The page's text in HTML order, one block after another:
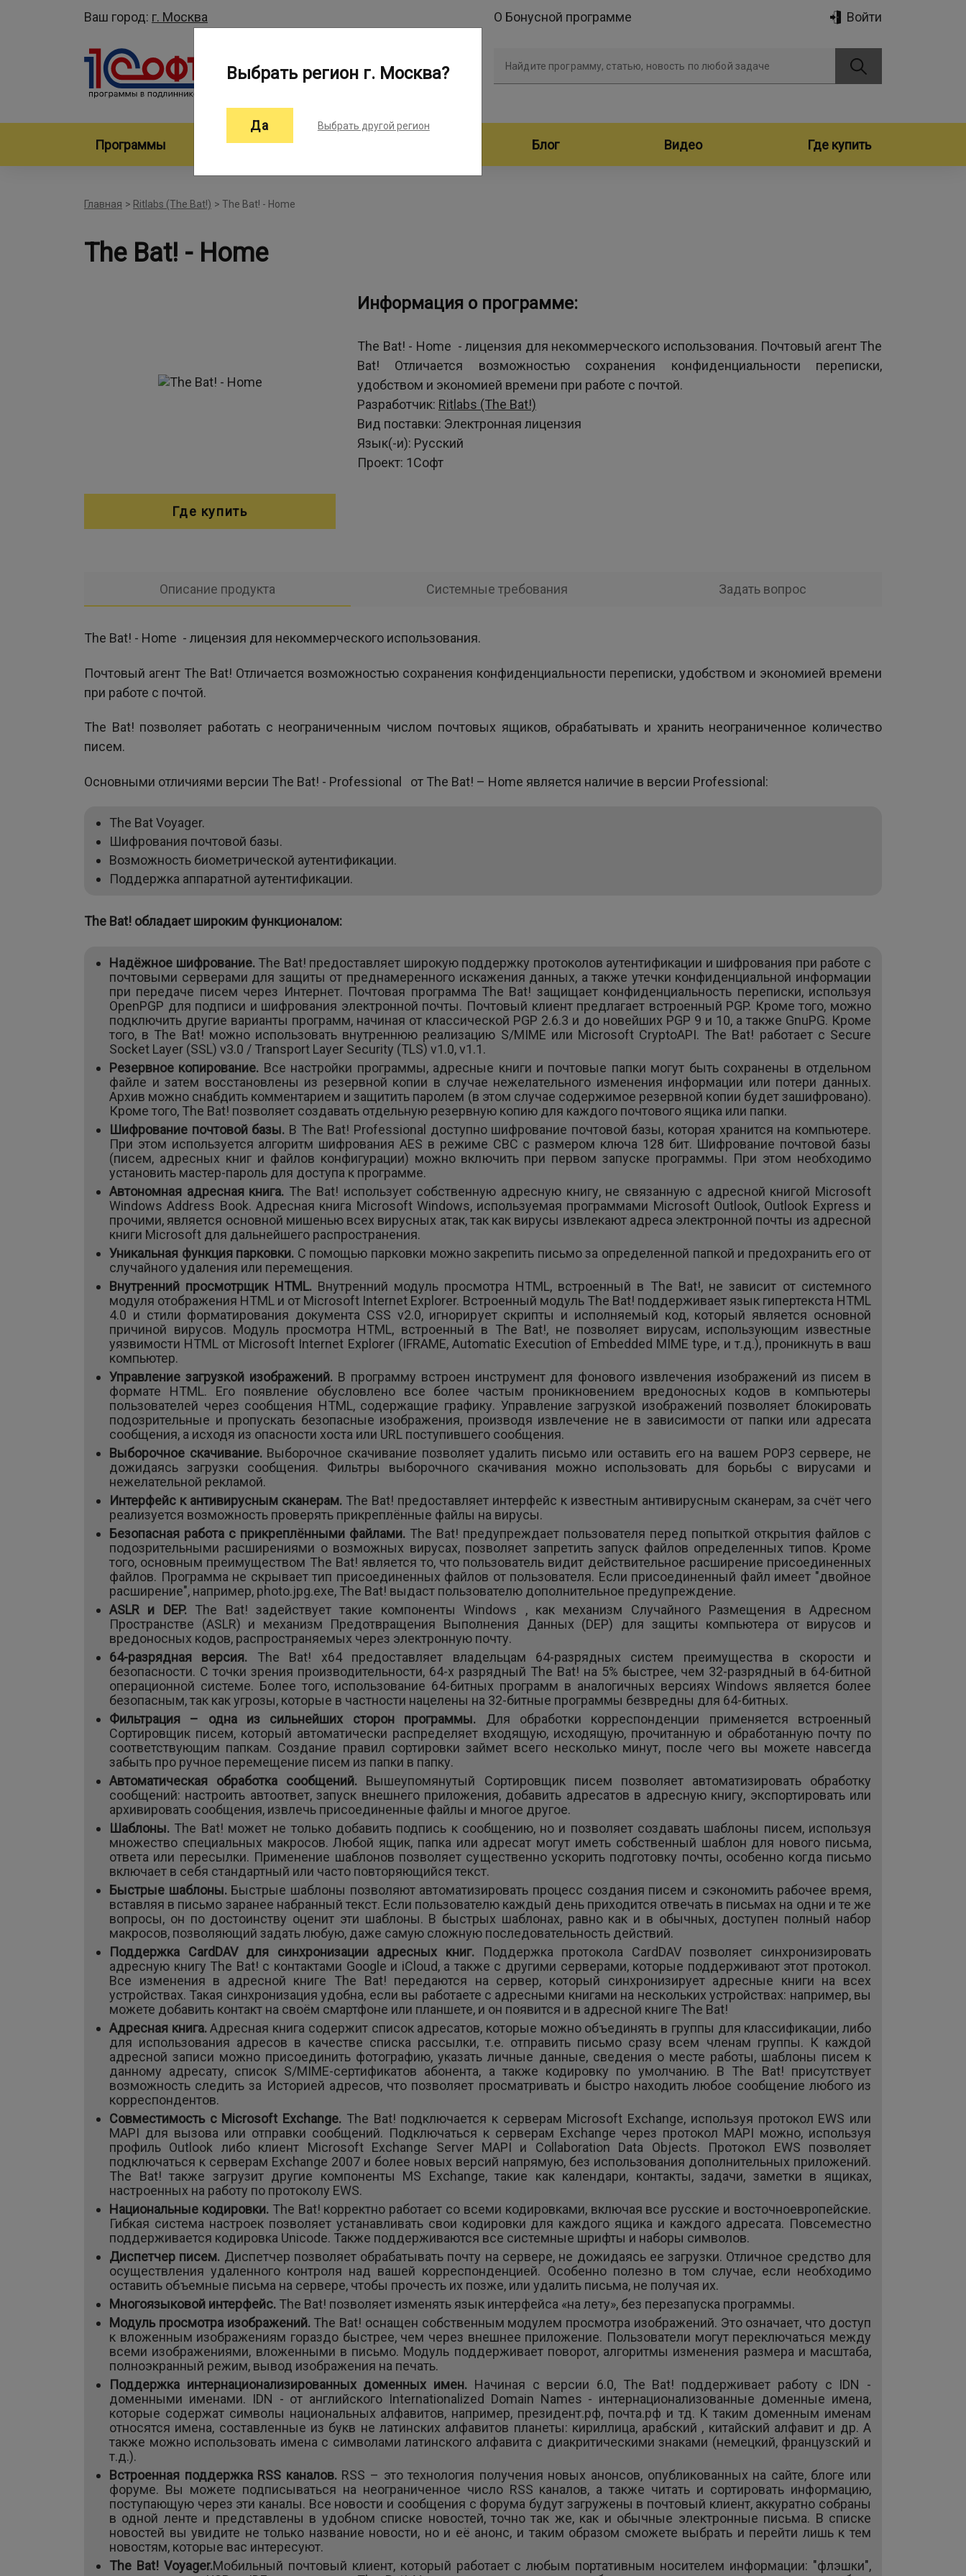
Ваш город: г. Москва Войти
О Бонусной программе
Найдите программу, статью, новость по любой задаче
Программы Производители программ Блог Видео Где купить
Главная > Ritlabs (The Bat!) > The Bat! - Home
The Bat! - Home
Информация о программе:
The Bat! - Home - лицензия для некоммерческого использования. Почтовый агент The
Bat! Отличается возможностью сохранения конфиденциальности переписки,
удобством и экономией времени при работе с почтой.
Разработчик: Ritlabs (The Bat!)
Вид поставки: Электронная лицензия
Язык(-и): Русский
Проект: 1Софт
Где купить
Описание продукта Системные требования Задать вопрос
The Bat! - Home - лицензия для некоммерческого использования.
Почтовый агент The Bat! Отличается возможностью сохранения конфиденциальности переписки, удобством и экономией времени
при работе с почтой.
The Bat! позволяет работать с неограниченным числом почтовых ящиков, обрабатывать и хранить неограниченное количество
писем.
Основными отличиями версии The Bat! - Professional от The Bat! – Home является наличие в версии Professional:
The Bat Voyager.
Шифрования почтовой базы.
Возможность биометрической аутентификации.
Поддержка аппаратной аутентификации.
The Bat! обладает широким функционалом:
Надёжное шифрование. The Bat! предоставляет широкую поддержку протоколов аутентификации и шифрования при работе с
почтовыми серверами для защиты от преднамеренного искажения данных, а также утечки конфиденциальной информации
при передаче писем через Интернет. Почтовая программа The Bat! защищает конфиденциальность переписки, используя
OpenPGP для подписи и шифрования электронной почты. Почтовый клиент предлагает встроенный PGP. Кроме того, можно
подключить другие варианты программ, начиная от классической PGP 2.6.3 и до новейших PGP 9 и 10, а также GnuPG. Кроме
того, в The Bat! можно использовать внутреннюю реализацию S/MIME или Microsoft CryptoAPI. The Bat! работает с Secure
Socket Layer (SSL) v3.0 / Transport Layer Security (TLS) v1.0, v1.1.
Резервное копирование. Все настройки программы, адресные книги и почтовые папки могут быть сохранены в отдельном
файле и затем восстановлены из резервной копии в случае нежелательного изменения информации или потери данных.
Архив можно снабдить комментарием и защитить паролем (в этом случае содержимое резервной копии будет зашифровано).
Кроме того, The Bat! позволяет создавать отдельную резервную копию для каждого почтового ящика или папки.
Шифрование почтовой базы. В The Bat! Professional доступно шифрование почтовой базы, которая хранится на компьютере.
При этом используется алгоритм шифрования AES в режиме CBC с размером ключа 128 бит. Шифрование почтовой базы
(писем, адресных книг и файлов конфигурации) можно включить при первом запуске программы. При этом необходимо
установить мастер-пароль для доступа к программе.
Автономная адресная книга. The Bat! использует собственную адресную книгу, не связанную с адресной книгой Microsoft
Windows Address Book. Адресная книга Microsoft Windows, используемая программами Microsoft Outlook, Outlook Express и
прочими, является основной мишенью всех вирусных атак, так как вирусы извлекают адреса электронной почты из адресной
книги Microsoft для дальнейшего распространения.
Уникальная функция парковки. С помощью парковки можно закрепить письмо за определенной папкой и предохранить его от
случайного удаления или перемещения.
Внутренний просмотрщик HTML. Внутренний модуль просмотра HTML, встроенный в The Bat!, не зависит от системного
модуля отображения HTML и от Microsoft Internet Explorer. Встроенный модуль The Bat! поддерживает язык гипертекста HTML
4.0 и стили форматирования документа CSS v2.0, игнорирует скрипты и исполняемый код, который является основной
причиной вирусов. Модуль просмотра HTML, встроенный в The Bat!, не позволяет вирусам, использующим известные
уязвимости HTML от Microsoft Internet Explorer (IFRAME, Automatic Execution of Embedded MIME type, и т.д.), проникнуть в ваш
компьютер.
Управление загрузкой изображений. В программу встроен инструмент для фонового извлечения изображений из писем в
формате HTML. Его появление обусловлено все более частым проникновением вредоносных кодов в компьютеры
пользователей через сообщения HTML, содержащие графику. Управление загрузкой изображений позволяет блокировать
подозрительные и пропускать безопасные изображения, производя извлечение не в зависимости от папки или адресата
сообщения, а исходя из опасности хоста или URL поступившего сообщения.
Выборочное скачивание. Выборочное скачивание позволяет удалить письмо или оставить его на вашем POP3 сервере, не
дожидаясь загрузки сообщения. Фильтры выборочного скачивания можно использовать для борьбы с вирусами и
нежелательной рекламой.
Интерфейс к антивирусным сканерам. The Bat! предоставляет интерфейс к известным антивирусным сканерам, за счёт чего
реализуется возможность проверять прикреплённые файлы на вирусы.
Безопасная работа с прикреплёнными файлами. The Bat! предупреждает пользователя перед попыткой открытия файлов с
подозрительными расширениями о возможных вирусах, позволяет запретить запуск файлов определенных типов. Кроме
того, основным преимуществом The Bat! является то, что пользователь видит действительное расширение присоединенных
файлов. Программа не скрывает тип присоединенных файлов от пользователя. Если присоединенный файл имеет "двойное
расширение", например, photo.jpg.exe, The Bat! выдаст пользователю дополнительное предупреждение.
ASLR и DEP. The Bat! задействует такие компоненты Windows , как механизм Случайного Размещения в Адресном
Пространстве (ASLR) и механизм Предотвращения Выполнения Данных (DEP) для защиты компьютера от вирусов и
вредоносных кодов, распространяемых через электронную почту.
64-разрядная версия. The Bat! x64 предоставляет владельцам 64-разрядных систем преимущества в скорости и
безопасности. С точки зрения производительности, 64-х разрядный The Bat! на 5% быстрее, чем 32-разрядный в 64-битной
операционной системе. Более того, использование 64-битных программ в аналогичных версиях Windows является более
безопасным, так как угрозы, которые в частности нацелены на 32-битные программы безвредны для 64-битных.
Фильтрация – одна из сильнейших сторон программы. Для обработки корреспонденции применяется встроенный
Сортировщик писем, который автоматически распределяет входящую, исходящую, прочитанную и обработанную почту по
соответствующим папкам. Создание правил сортировки займет всего несколько минут, после чего вы можете навсегда
забыть про ручное перемещение писем из папки в папку.
Автоматическая обработка сообщений. Вышеупомянутый Сортировщик писем позволяет автоматизировать обработку
сообщений: настроить автоответ, запуск внешнего приложения, добавить адресатов в адресную книгу, экспортировать или
архивировать сообщения, извлечь присоединенные файлы и многое другое.
Шаблоны. The Bat! может не только добавить подпись к сообщению, но и позволяет создавать шаблоны писем, используя
множество специальных макросов. Любой ящик, папка или адресат могут иметь собственный шаблон для нового письма,
ответа или пересылки. Применение шаблонов позволяет существенно ускорить подготовку почты, особенно когда письмо
включает в себя стандартный или часто повторяющийся текст.
Быстрые шаблоны. Быстрые шаблоны позволяют автоматизировать процесс создания писем и сэкономить рабочее время,
вставляя в письмо заранее набранный текст. Если пользователю каждый день приходится отвечать в письмах на одни и те же
вопросы, он по достоинству оценит эти шаблоны. В быстрых шаблонах, равно как и в обычных, доступен полный набор
макросов, позволяющий задать любую, даже самую сложную последовательность действий.
Поддержка CardDAV для синхронизации адресных книг.
Поддержка протокола CardDAV позволяет синхронизировать
адресную книгу The Bat! с контактами Google и iCloud, а также с другими серверами, которые поддерживают этот протокол.
Все изменения в адресной книге The Bat! передаются на сервер, который синхронизирует адресные книги на всех
устройствах. Такая синхронизация удобна, если вы работаете с адресными книгами на нескольких устройствах: например, вы
можете добавить контакт на своём смартфоне или планшете, и он появится и в адресной книге The Bat!
Адресная книга.Адресная книга содержит список адресатов, которые можно объединять в группы для классификации, либо
для использования адресов в качестве списка рассылки, т.е. отправить письмо сразу всем членам группы. К каждой
адресной записи можно присоединить фотографию, указать личные данные, сведения о месте работы, шаблоны писем к
данному адресату, список S/MIME-сертификатов абонента, а также кодировку по умолчанию. В The Bat! присутствует
возможность следить за Историей адресов, что позволяет просматривать и быстро находить любое сообщение любого из
корреспондентов.
Совместимость с Microsoft Exchange. The Bat! подключается к серверам Microsoft Exchange, используя протокол EWS или
MAPI для вызова или отправки сообщений. Подключаться к серверам Exchange через протокол MAPI можно, используя
профиль Outlook либо клиент Microsoft Exchange Server MAPI и Collaboration Data Objects. Протокол EWS позволяет
подключаться к серверам Exchange 2007 и более новых версий напрямую, без использования дополнительных приложений.
The Bat! также загрузит другие компоненты MS Exchange, такие как календари, контакты, задачи, заметки в ящиках,
настроенных на работу по протоколу EWS.
Национальные кодировки. The Bat! корректно работает со всеми кодировками, включая все русские и восточноевропейские.
Гибкая система настроек позволяет устанавливать свои кодировки для каждого ящика и каждого адресата. Повсеместно
поддерживается кодировка Unicode. Также поддерживаются все системные шрифты и наборы символов.
Диспетчер писем. Диспетчер позволяет обрабатывать почту на сервере, не дожидаясь ее загрузки. Отличное средство для
осуществления удаленного контроля над вашей корреспонденцией. Особенно полезно в том случае, если необходимо
оставить объемные письма на сервере, чтобы прочесть их позже, или удалить письма, не получая их.
Многоязыковой интерфейс. The Bat! позволяет изменять язык интерфейса «на лету», без перезапуска программы.
Модуль просмотра изображений. The Bat! оснащен собственным модулем просмотра изображений. Это означает, что доступ
к вложенным изображениям гораздо быстрее, чем через внешнее приложение. Пользователи могут переключаться между
всеми изображениями, вложенными в письмо. Модуль поддерживает поворот, алгоритмы изменения размера и масштаба,
полноэкранный режим, вывод изображения на печать.
Поддержка интернационализированных доменных имен. Начиная с версии 6.0, The Bat! поддерживает работу с IDN -
доменными именами. IDN - от английского Internationalized Domain Names - интернационализованные доменные имена,
которые содержат символы национальных алфавитов, например, президент.рф, почта.рф и тд. К таким доменным именам
относятся имена, составленные из букв не латинских алфавитов планеты: кириллица, арабский , китайский алфавит и др. А
также можно использовать имена с символами латинского алфавита с диакритическими знаками (немецкий, французский и
т.д.).
Встроенная поддержка RSS каналов. RSS – это технология получения новых анонсов, опубликованных на сайте, блоге или
форуме. Вы можете подписываться на неограниченное число RSS каналов, а также читать и сортировать информацию,
поступающую через эти каналы. Все новости и сообщения с форума будут загружены в почтовый клиент, аккуратно собраны
в одной ленте и представлены в удобном списке новостей, точно так же, как и обычные электронные письма. В списке
новостей вы увидите не только название новости, но и её анонс, и таким образом сможете выбрать и перейти лишь к тем
новостям, которые вас интересуют.
The Bat! Voyager.Мобильный почтовый клиент, который работает с любым портативным носителем информации: "флэшки",
Выбрать регион г. Москва?
Да Выбрать другой регион